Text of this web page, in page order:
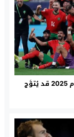
السكتيوي يشيد بروح الإمارات ويؤكد: عام 2025 قد يُتوَّج